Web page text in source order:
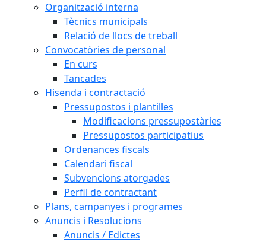
Organització interna
Tècnics municipals
Relació de llocs de treball
Convocatòries de personal
En curs
Tancades
Hisenda i contractació
Pressupostos i plantilles
Modificacions pressupostàries
Pressupostos participatius
Ordenances fiscals
Calendari fiscal
Subvencions atorgades
Perfil de contractant
Plans, campanyes i programes
Anuncis i Resolucions
Anuncis / Edictes